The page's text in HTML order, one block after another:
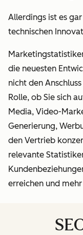
Allerdings ist es
technischen
die neuesten
nicht den
Rolle, ob Sie sich
Media, Video-
Generierung,
den Vertrieb
relevante
erreichen und